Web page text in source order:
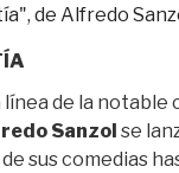
línea de la notable
Sanzol se
sus comedias